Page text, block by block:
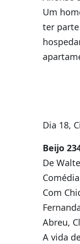
Um
ter
Dia 18,
Beijo
De
Com
Abreu,
A vida